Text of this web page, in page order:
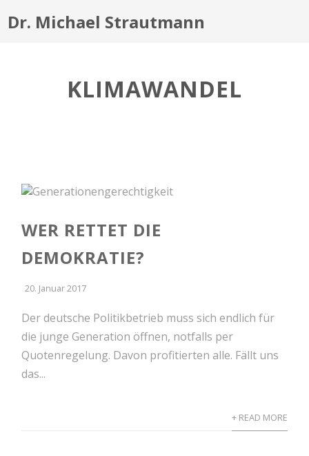
Dr. Michael Strautmann
KLIMAWANDEL
WER RETTET DIE
DEMOKRATIE?
20. Januar 2017
Der deutsche Politikbetrieb muss sich endlich für
die junge Generation öffnen, notfalls per
Quotenregelung. Davon profitierten alle. Fällt uns
das...
+ READ MORE